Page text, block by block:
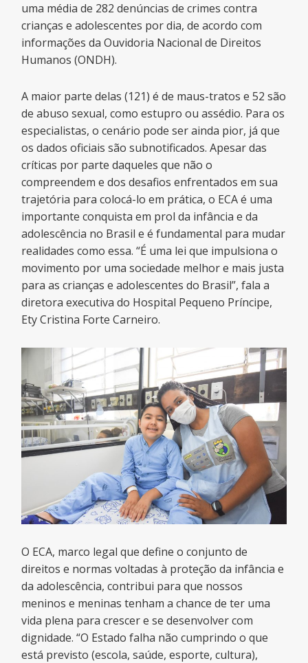
uma média de 282 denúncias de crimes contra
crianças e adolescentes por dia, de acordo com
informações da Ouvidoria Nacional de Direitos
Humanos (ONDH).
A maior parte delas (121) é de maus-tratos e 52 são
de abuso sexual, como estupro ou assédio. Para os
especialistas, o cenário pode ser ainda pior, já que
os dados oficiais são subnotificados. Apesar das
críticas por parte daqueles que não o
compreendem e dos desafios enfrentados em sua
trajetória para colocá-lo em prática, o ECA é uma
importante conquista em prol da infância e da
adolescência no Brasil e é fundamental para mudar
realidades como essa. “É uma lei que impulsiona o
movimento por uma sociedade melhor e mais justa
para as crianças e adolescentes do Brasil”, fala a
diretora executiva do Hospital Pequeno Príncipe,
Ety Cristina Forte Carneiro.
O ECA, marco legal que define o conjunto de
direitos e normas voltadas à proteção da infância e
da adolescência, contribui para que nossos
meninos e meninas tenham a chance de ter uma
vida plena para crescer e se desenvolver com
dignidade. “O Estado falha não cumprindo o que
está previsto (escola, saúde, esporte, cultura),